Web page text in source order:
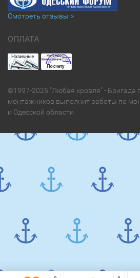
Смотреть отзывы >
ОПЛАТА
©1997-2025 "Любая кровля" - Бригада
монтажников выполнит работы по
и Одесской области